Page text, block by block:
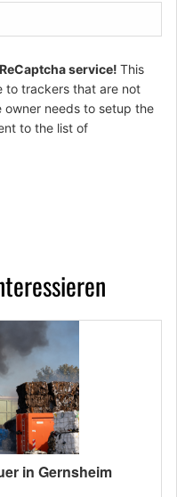
service! This
to trackers that are not
needs to setup the
to the list of
in Gernsheim